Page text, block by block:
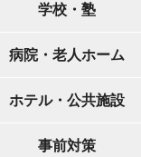
学校・塾
病院・老人ホーム
ホテル・公共施設
事前対策